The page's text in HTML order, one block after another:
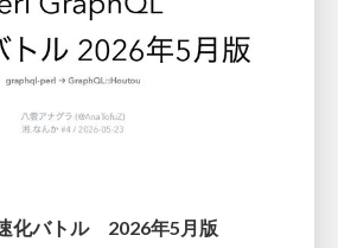
化バトル 2026年5月版